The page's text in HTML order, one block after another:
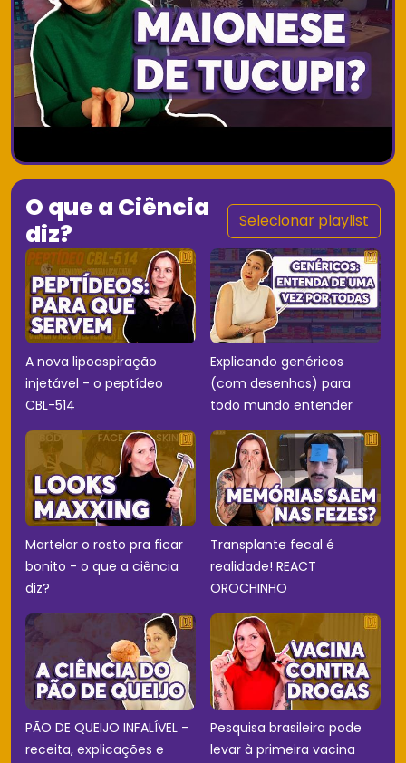
O que a Ciência
diz?
Selecionar playlist
A nova lipoaspiração
injetável - o peptídeo
CBL-514
Explicando genéricos
(com desenhos) para
todo mundo entender
Martelar o rosto pra ficar
bonito - o que a ciência
diz?
Transplante fecal é
realidade! REACT
OROCHINHO
PÃO DE QUEIJO INFALÍVEL -
receita, explicações e
Pesquisa brasileira pode
levar à primeira vacina